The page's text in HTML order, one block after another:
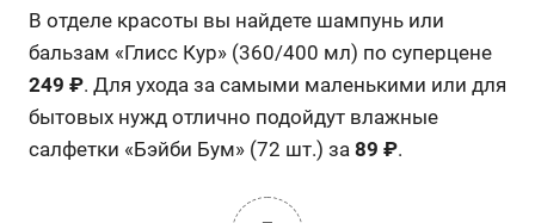
В отделе красоты вы найдете шампунь или
бальзам «Глисс Кур» (360/400 мл) по суперцене
249 ₽. Для ухода за самыми маленькими или для
бытовых нужд отлично подойдут влажные
салфетки «Бэйби Бум» (72 шт.) за 89 ₽.